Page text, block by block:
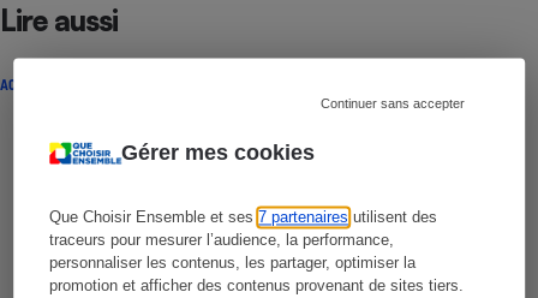
Gérer mes cookies
Que Choisir Ensemble et ses7 partenaires utilisent des
traceurs pour mesurer l’audience, la performance,
personnaliser les contenus, les partager, optimiser la
promotion et afficher des contenus provenant de sites tiers.
Continuer sans accepter
Lire aussi
ACTUALITÉ